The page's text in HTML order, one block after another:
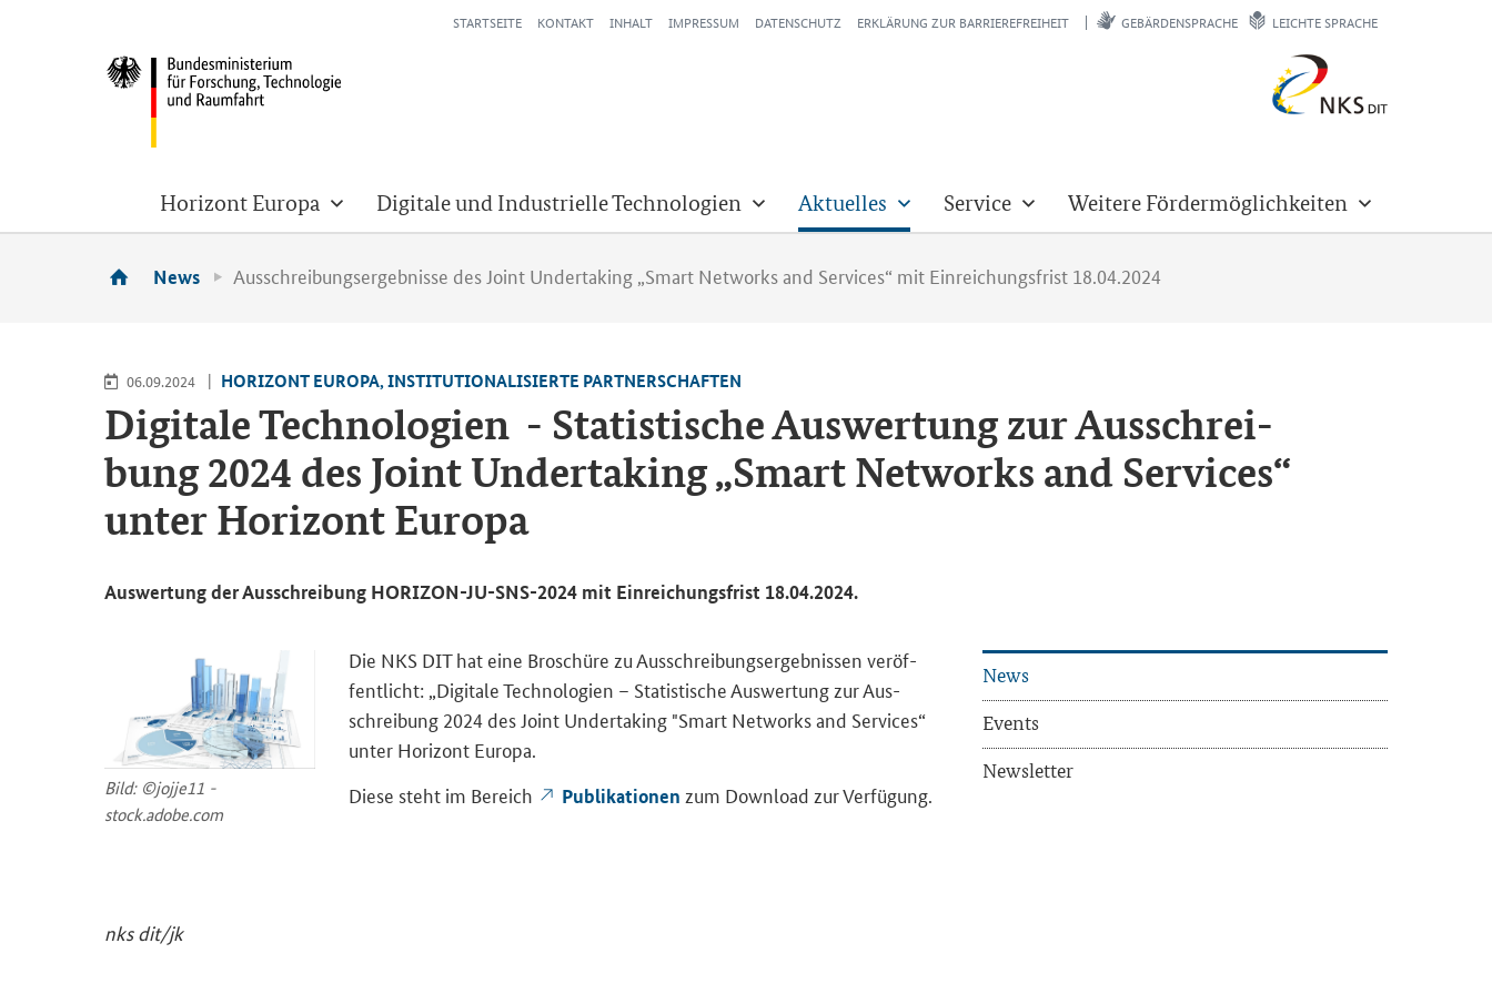
STARTSEITE KONTAKT INHALT IMPRESSUM DATENSCHUTZ ERKLÄRUNG ZUR BARRIEREFREIHEIT GEBÄRDENSPRACHE LEICHTE SPRACHE
Horizont Europa Digitale und Industrielle Technologien Aktuelles Service Weitere Fördermöglichkeiten
News Ausschreibungsergebnisse des Joint Undertaking „Smart Networks and Services“ mit Einreichungsfrist 18.04.2024
06.09.2024 HO­RI­ZONT EU­RO­PA, IN­STI­TU­TIO­NA­LI­SIER­TE PART­NER­SCHAF­TEN
Di­gi­ta­le Tech­no­lo­gien - Sta­tis­ti­sche Aus­wer­tung zur Aus­schrei­
bung 2024 des Joint Un­der­ta­king „Smart Net­works and Ser­vices“
unter Ho­ri­zont Eu­ro­pa
Aus­wer­tung der Aus­schrei­bung HORIZON-​JU-SNS-2024 mit Ein­rei­chungs­frist 18.04.2024.
Bild: ©jojje11 -
stock.adobe.com
Die NKS DIT hat eine Bro­schü­re zu Aus­schrei­bungs­er­geb­nis­sen ver­öf­
fent­licht: „Di­gi­ta­le Tech­no­lo­gien – Sta­tis­ti­sche Aus­wer­tung zur Aus­
schrei­bung 2024 des Joint Undertaking "Smart Networks and Services“
unter Ho­ri­zont Eu­ro­pa.
Diese steht im Be­reich
Pu­bli­ka­tio­nen zum Down­load zur Ver­fü­gung.
nks dit/jk
News
Events
News­let­ter